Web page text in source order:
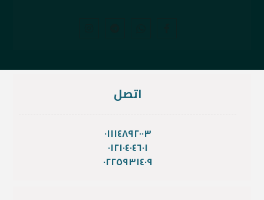
اتصل
٠١١١٤٨٩٢٠٠٣
٠١٢١٠٤٠٤٦٠١
٠٢٢٥٩٣١٤٠٩